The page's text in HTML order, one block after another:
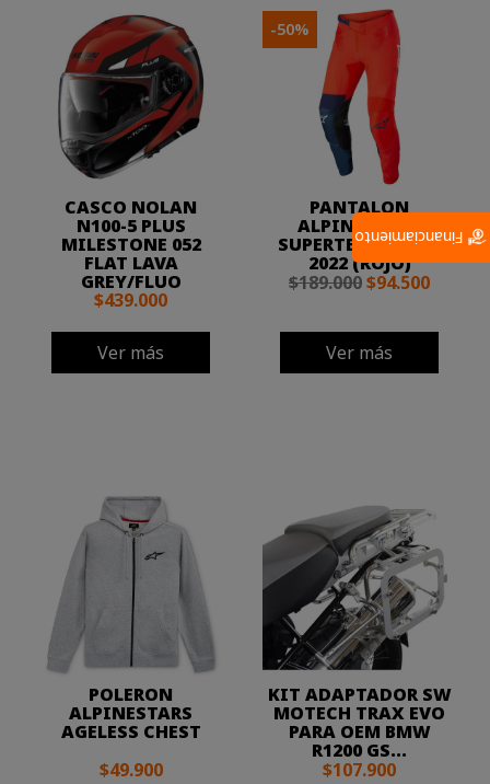
CASCO NOLAN
N100-5 PLUS
MILESTONE 052
FLAT LAVA
GREY/FLUO
$439.000
Ver más
PANTALON
ALPINESTARS
SUPERTECH BLAZE
2022 (ROJO)
$189.000$94.500
Ver más
-50%
POLERON
ALPINESTARS
AGELESS CHEST
$49.900
KIT ADAPTADOR SW
MOTECH TRAX EVO
PARA OEM BMW
R1200 GS...
$107.900
Financiamiento